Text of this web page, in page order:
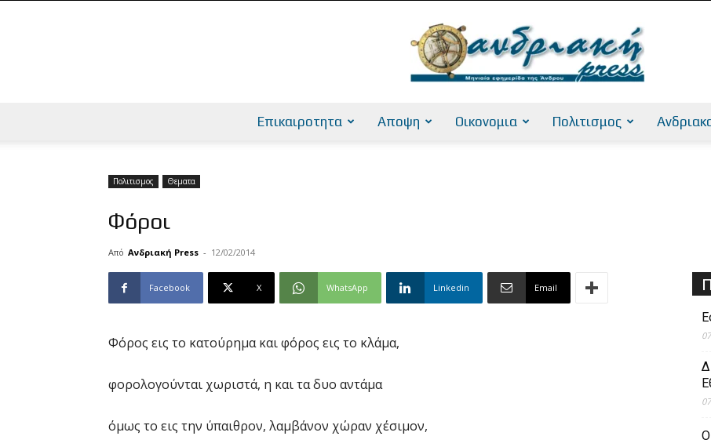
Επικαιροτητα Αποψη Οικονομια Πολιτισμος
Πολιτισμος Θεματα
Φόροι
Από Ανδριακή Press - 12/02/2014
Facebook X WhatsApp Linkedin Email
Φόρος εις το κατούρημα και φόρος εις το κλάμα,
φορολογούνται χωριστά, η και τα δυο αντάμα
όμως το εις την ύπαιθρον, λαμβάνον χώραν χέσιμον,
Ο